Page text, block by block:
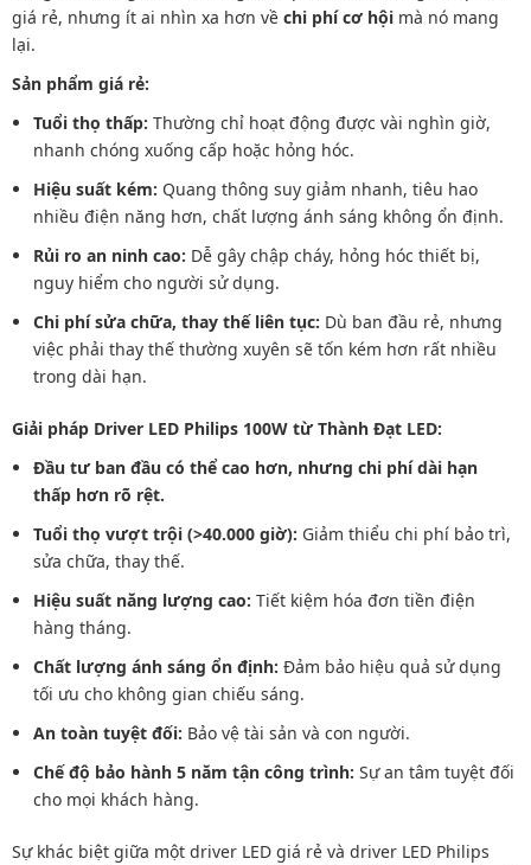
giá rẻ, nhưng ít ai nhìn xa hơn về chi phí cơ hội mà nó mang
lại.
Sản phẩm giá rẻ:
Tuổi thọ thấp: Thường chỉ hoạt động được vài nghìn giờ,
nhanh chóng xuống cấp hoặc hỏng hóc.
Hiệu suất kém: Quang thông suy giảm nhanh, tiêu hao
nhiều điện năng hơn, chất lượng ánh sáng không ổn định.
Rủi ro an ninh cao: Dễ gây chập cháy, hỏng hóc thiết bị,
nguy hiểm cho người sử dụng.
Chi phí sửa chữa, thay thế liên tục: Dù ban đầu rẻ, nhưng
việc phải thay thế thường xuyên sẽ tốn kém hơn rất nhiều
trong dài hạn.
Giải pháp Driver LED Philips 100W từ Thành Đạt LED:
Đầu tư ban đầu có thể cao hơn, nhưng chi phí dài hạn
thấp hơn rõ rệt.
Tuổi thọ vượt trội (>40.000 giờ): Giảm thiểu chi phí bảo trì,
sửa chữa, thay thế.
Hiệu suất năng lượng cao: Tiết kiệm hóa đơn tiền điện
hàng tháng.
Chất lượng ánh sáng ổn định: Đảm bảo hiệu quả sử dụng
tối ưu cho không gian chiếu sáng.
An toàn tuyệt đối: Bảo vệ tài sản và con người.
Chế độ bảo hành 5 năm tận công trình: Sự an tâm tuyệt đối
cho mọi khách hàng.
Sự khác biệt giữa một driver LED giá rẻ và driver LED Philips